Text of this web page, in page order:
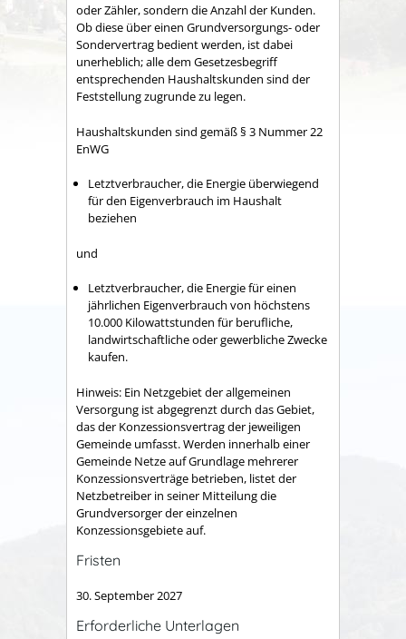
oder Zähler, sondern die Anzahl der Kunden.
Ob diese über einen Grundversorgungs- oder
Sondervertrag bedient werden, ist dabei
unerheblich; alle dem Gesetzesbegriff
entsprechenden Haushaltskunden sind der
Feststellung zugrunde zu legen.
Haushaltskunden sind gemäß § 3 Nummer 22
EnWG
Letztverbraucher, die Energie überwiegend
für den Eigenverbrauch im Haushalt
beziehen
und
Letztverbraucher, die Energie für einen
jährlichen Eigenverbrauch von höchstens
10.000 Kilowattstunden für berufliche,
landwirtschaftliche oder gewerbliche Zwecke
kaufen.
Hinweis: Ein Netzgebiet der allgemeinen
Versorgung ist abgegrenzt durch das Gebiet,
das der Konzessionsvertrag der jeweiligen
Gemeinde umfasst. Werden innerhalb einer
Gemeinde Netze auf Grundlage mehrerer
Konzessionsverträge betrieben, listet der
Netzbetreiber in seiner Mitteilung die
Grundversorger der einzelnen
Konzessionsgebiete auf.
Fristen
30. September 2027
Erforderliche Unterlagen